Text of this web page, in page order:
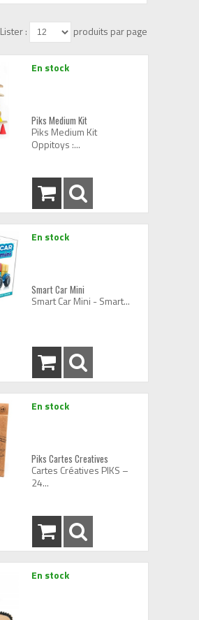
Lister : produits par page
En stock
Piks Medium Kit
Piks Medium Kit
Oppitoys :...
En stock
Smart Car Mini
Smart Car Mini - Smart...
En stock
Piks Cartes Creatives
Cartes Créatives PIKS –
24...
En stock